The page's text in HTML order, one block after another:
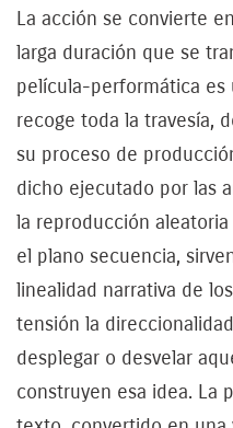
La acción se convierte
larga duración que se
película-performática es
recoge toda la travesía,
su proceso de
dicho ejecutado por las
la reproducción
el plano secuencia,
linealidad narrativa de
tensión la
desplegar o desvelar
construyen esa idea. La